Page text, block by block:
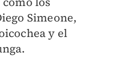
Simeone,
y el